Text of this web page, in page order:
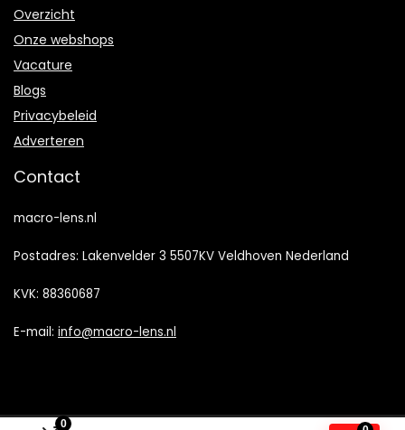
0
Overzicht
Onze webshops
Vacature
Blogs
Privacybeleid
Adverteren
Contact
macro-lens.nl
Postadres: Lakenvelder 3 5507KV Veldhoven Nederland
KVK: 88360687
E-mail: info@macro-lens.nl